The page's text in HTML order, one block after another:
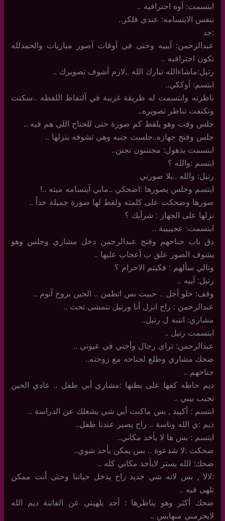
ابتسمت: آوه احترافيه ..
بنفس الابتسامه: عندي فلكر..
:جد
عبدالرحمن: آيييه وحتى في أوقات آصور مباريات والحمدلله
تكون احترافيه ..
رتيل:ماشاءالله تبارك الله ..لازم آشوف تصويرك ..
ابتسم: آوككي..
ناظرته وابتسمت له طريقة غريبة في آلتقاط اللقطه ..سكتت
وتكتفت تناظر تصويره..
جلس وقت وهو يلقط كم صورة حتى للجناح اللي هم فيه ..
جلس وفتح جهازه..جلست جنبه وهي تشوفه ينزلها ..
ابتسمت بذهول: مجنننون تجنن..
ابتسم :والله ؟
رتيل: والله ..يلا صورني
ابتسم وجلس يصورها :اضحكي ..مابي آبتسامه ميته ..!
صورها وضحكت على كلمته ولقط لها صورة جميلة جداً ..
نزلها على الجهاز : شرأيك ؟
ابتسمت: عجيييبة ..
دق باب جناحهم وفتح عبدالرحمن دخل مشاري وجلس وهو
يشوف الصور علق ب آعجاب عليها ..
وتالي سألهم : فكيتم الاحرام ؟
رتيل: آييه ..
وقف: حلو أجل .. حبيت بس اتطمن .. الحين بروح آنوم ..
عبدالرحمن : راح انزل أنا ورتيل نتمشى تحت ..
مشاري: انتبه ل رتيل..
ابتسمت رتيل ..
عبدالرحمن: تراي رجال وأختي في عيوني ..
ضحك مشاري وطلع لجناحه مع زوجته..
جناحهم ..
ديم حاطه كفها على بطنها :مشاري أبي طفل .. عادي الحين
نجيب بيبي ..
ابتسم : أكييد , بس ماكنت أبي شي يشغلك عن الدراسة ..
ديم :ي الله وناسة .. راح يصير عندنا طفل..
ابتسم : بس ها لا يأخذ مكاني..
ضحكت :لا شدعوة .. بس يمكن يأخذ شوي..
ضحك: الله يستر لايأخذ مكاني كله ..
:لالا , بس لانه شي جديد راح يدخل حياتنا وحتى أنت ممكن
تلهى فيه ..
ضحك أكثر وهو يناظرها : أحد يلهيني عن الفاتنة ديم الله
لايحرمني منهابس ..